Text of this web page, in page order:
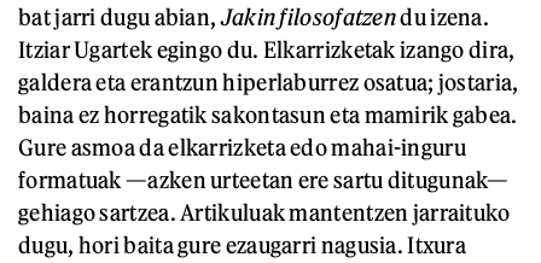
bat jarri dugu abian,Jakin filosofatzendu izena.
Itziar Ugartek egingo du. Elkarrizketak izango dira,
galdera eta erantzun hiperlaburrez osatua; jostaria,
baina ez horregatik sakontasun eta mamirik gabea.
Gure asmoa da elkarrizketa edo mahai-inguru
formatuak —azken urteetan ere sartu ditugunak—
gehiago sartzea. Artikuluak mantentzen jarraituko
dugu, hori baita gure ezaugarri nagusia. Itxura